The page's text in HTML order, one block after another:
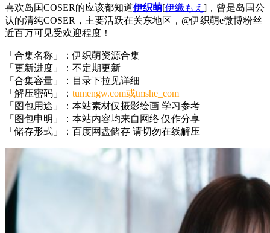
喜欢岛国COSER的应该都知道伊织萌[伊織もえ ]，曾是岛国公
认的清纯COSER，主要活跃在关东地区，@伊织萌e微博粉丝
近百万可见受欢迎程度！
「合集名称」：伊织萌资源合集
「更新进度」：不定期更新
「合集容量」：目录下拉见详细
「解压密码」： tumengw.com或tmshe_com
「图包用途」：本站素材仅摄影绘画 学习参考
「图包申明」：本站内容均来自网络 仅作分享
「储存形式」：百度网盘储存 请切勿在线解压